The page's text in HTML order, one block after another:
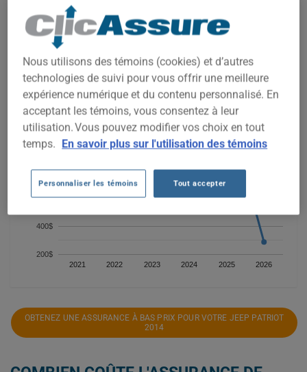
Pour trouver la meilleur assurance pour votre véhicule JEEP
PATRIOT 2014, il est plus important que jamais de comparer
les options disponibles.
2021 2022 2023 2024 2025 2026
200$
400$
600$
800$
1 000$
1 200$
OBTENEZ UNE ASSURANCE À BAS PRIX POUR VOTRE JEEP PATRIOT
2014
Nous utilisons des témoins (cookies) et d’autres
technologies de suivi pour vous offrir une meilleure
expérience numérique et du contenu personnalisé. En
acceptant les témoins, vous consentez à leur
utilisation. Vous pouvez modifier vos choix en tout
temps. En savoir plus sur l'utilisation des témoins
Personnaliser les témoins Tout accepter